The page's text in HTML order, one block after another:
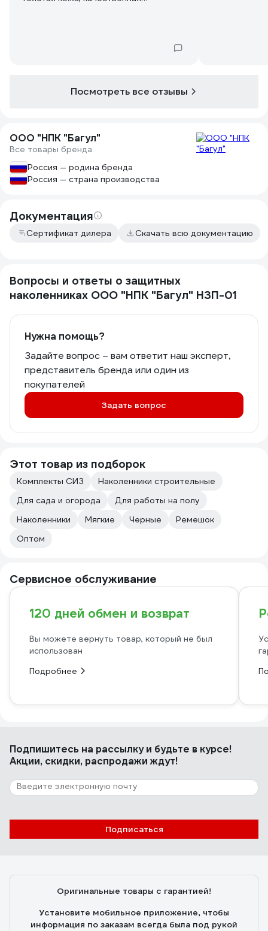
Посмотреть все отзывы
ООО "НПК "Багул"
Все товары бренда
Россия — родина бренда
Россия — страна производства
Документация
Сертификат дилера Скачать всю документацию
Вопросы и ответы о защитных
наколенниках ООО "НПК "Багул" НЗП-01
Нужна помощь?
Задайте вопрос – вам ответит наш эксперт,
представитель бренда или один из
покупателей
Задать вопрос
Этот товар из подборок
Комплекты СИЗ
Наколенники строительные
Для сада и огорода
Для работы на полу
Наколенники
Мягкие Черные
Ремешок
Оптом
Сервисное обслуживание
120 дней обмен и возврат
Вы можете вернуть товар, который не был
использован
Подробнее
Подпишитесь на рассылкуи будьте в курсе!
Акции, скидки, распродажи ждут!
Подписаться
Оригинальные товары с гарантией!
Установите мобильное приложение, чтобы
информация по заказам всегда была под рукой